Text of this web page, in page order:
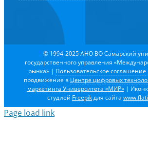
© 1994-2025 АНО ВО Самарский
государственного управления
рынка» | Пользовательское соглашение
продвижение в Центре цифровых
маркетинга Университета «МИР»|
студией Freepikдля сайта
Page load link